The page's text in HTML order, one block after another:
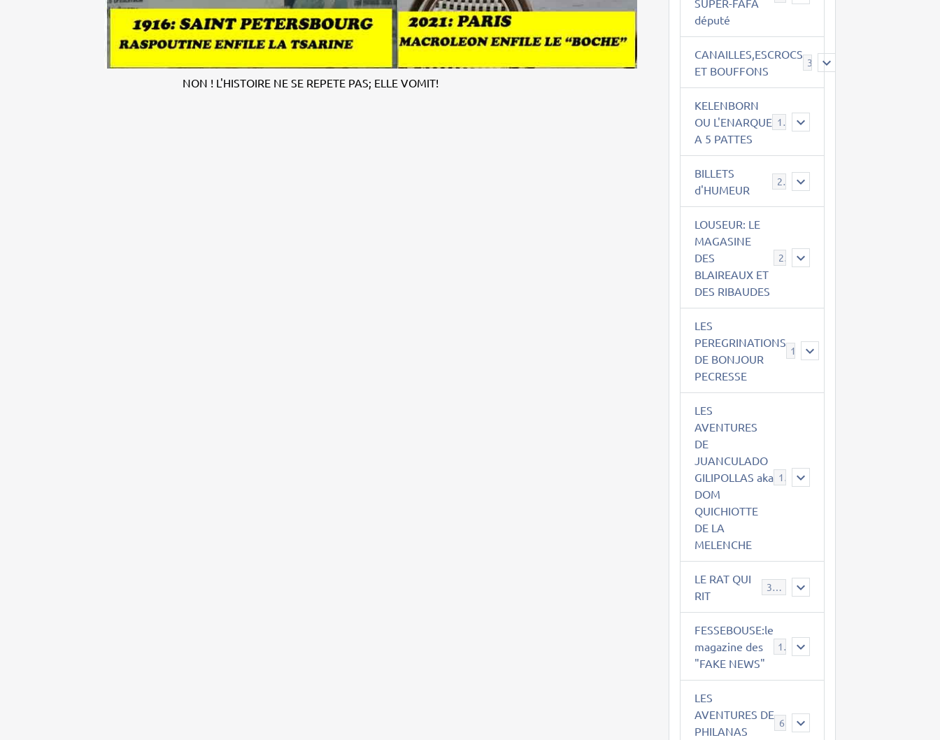
NON ! L'HISTOIRE NE SE REPETE PAS; ELLE VOMIT!
SUPER-FAFA
député
CANAILLES,ESCROCS
ET BOUFFONS
385
KELENBORN
OU L'ENARQUE
A 5 PATTES
14
BILLETS
d'HUMEUR
2
LOUSEUR: LE
MAGASINE
DES
BLAIREAUX ET
DES RIBAUDES
21
LES
PEREGRINATIONS
DE BONJOUR
PECRESSE
14
LES
AVENTURES
DE
JUANCULADO
GILIPOLLAS aka
DOM
QUICHIOTTE
DE LA
MELENCHE
119
LE RAT QUI
RIT
395
FESSEBOUSE:le
magazine des
"FAKE NEWS"
19
LES
AVENTURES DE
PHILANAS